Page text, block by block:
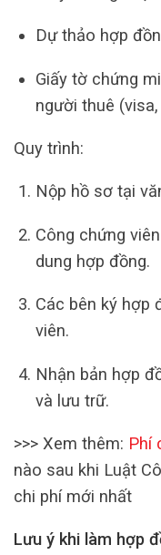
Dự thảo hợp
Giấy tờ chứng
người thuê
Quy trình:
Nộp hồ sơ tại
Công chứng
dung hợp đồng.
Các bên ký hợp
viên.
Nhận bản hợp
và lưu trữ.
>>> Xem thêm: Phí
nào sau khi Luật
chi phí mới nhất
Lưu ý khi làm hợp